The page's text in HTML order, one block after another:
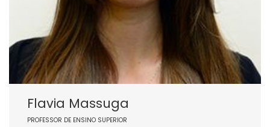
Flavia Massuga
PROFESSOR DE ENSINO SUPERIOR